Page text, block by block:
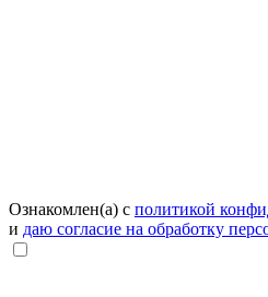
Ознакомлен(а) с политикой
и даю согласие на обработку